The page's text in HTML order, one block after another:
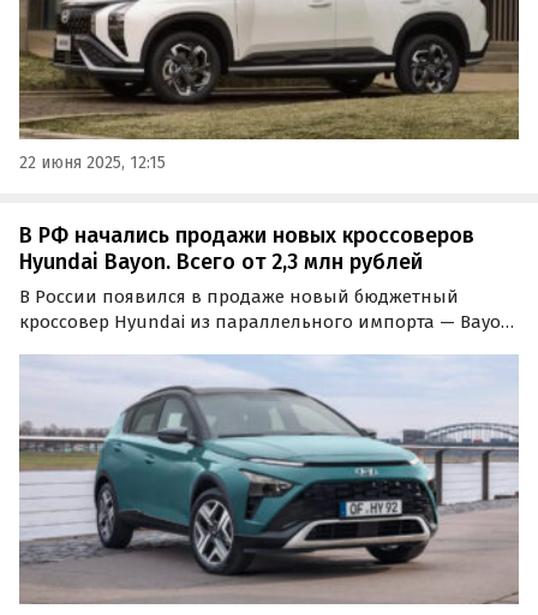
22 июня 2025, 12:15
В РФ начались продажи новых кроссоверов
Hyundai Bayon. Всего от 2,3 млн рублей
В России появился в продаже новый бюджетный
кроссовер Hyundai из параллельного импорта — Bayon,
западе Франции.